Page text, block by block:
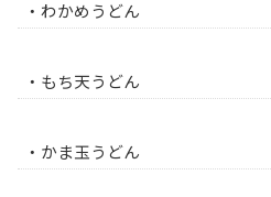
・わかめうどん
・もち天うどん
・かま玉うどん